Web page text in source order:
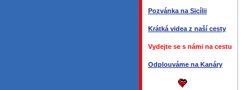
Pozvánka na Sicílii
Krátká videa z naší cesty
Vydejte se s námi na cestu
Odplouváme na Kanáry